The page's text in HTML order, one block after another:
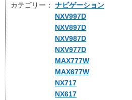
カテゴリー：
ナビゲーション
NXV997D
NXV897D
NXV987D
NXV977D
MAX777W
MAX677W
NX717
NX617